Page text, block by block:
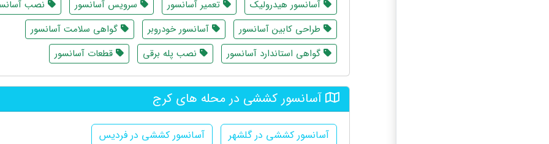
آسانسور هیدرولیک تعمیر آسانسور سرویس آسانسور
نصب
طراحی کابین آسانسور
آسانسور خودروبر
گواهی سلامت آسانسور
گواهی استاندارد آسانسور
نصب پله برقی قطعات آسانسور
آسانسور کششی در محله های کرج
آسانسور کششی در گلشهر
آسانسور کششی در فردیس